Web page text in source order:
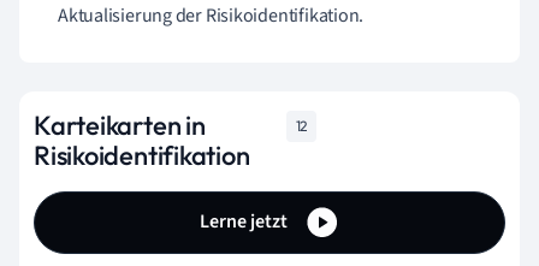
Aktualisierung der Risikoidentifikation.
Karteikarten in
Risikoidentifikation
12
Lerne jetzt